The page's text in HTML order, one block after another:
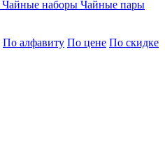
Чайные наборы Чайные пары
По алфавиту По цене По скидке